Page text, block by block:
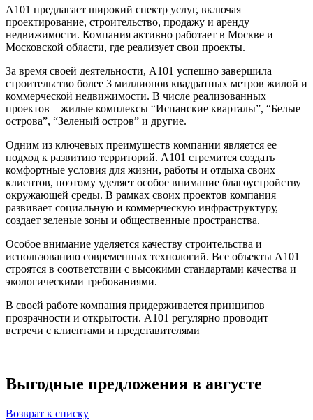
А101 предлагает широкий спектр услуг, включая
проектирование, строительство, продажу и аренду
недвижимости. Компания активно работает в Москве и
Московской области, где реализует свои проекты.
За время своей деятельности, А101 успешно завершила
строительство более 3 миллионов квадратных метров жилой и
коммерческой недвижимости. В числе реализованных
проектов – жилые комплексы “Испанские кварталы”, “Белые
острова”, “Зеленый остров” и другие.
Одним из ключевых преимуществ компании является ее
подход к развитию территорий. А101 стремится создать
комфортные условия для жизни, работы и отдыха своих
клиентов, поэтому уделяет особое внимание благоустройству
окружающей среды. В рамках своих проектов компания
развивает социальную и коммерческую инфраструктуру,
создает зеленые зоны и общественные пространства.
Особое внимание уделяется качеству строительства и
использованию современных технологий. Все объекты А101
строятся в соответствии с высокими стандартами качества и
экологическими требованиями.
В своей работе компания придерживается принципов
прозрачности и открытости. А101 регулярно проводит
встречи с клиентами и представителями
Выгодные предложения в августе
Возврат к списку